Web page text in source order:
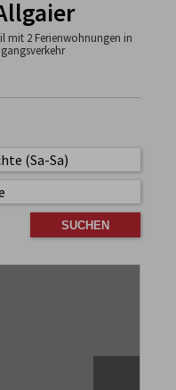
mit 2 Ferienwohnungen in
(Sa-Sa)